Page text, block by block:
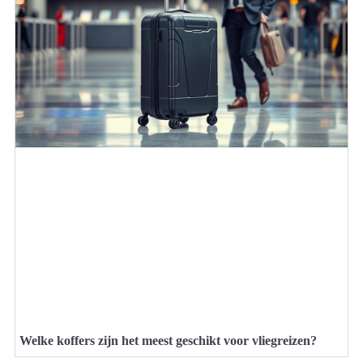
Welke koffers zijn het meest geschikt voor vliegreizen?